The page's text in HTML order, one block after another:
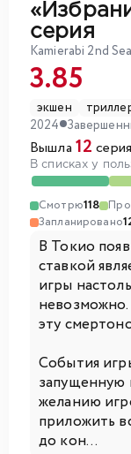
серия
Kamierabi 2nd
3.85
экшен
2024
Вышла 12
В списках у
Смотрю118
Запланировано
В Токио
ставкой
игры
невозможно.
эту
События
запущенную
желанию
приложить
до кон...